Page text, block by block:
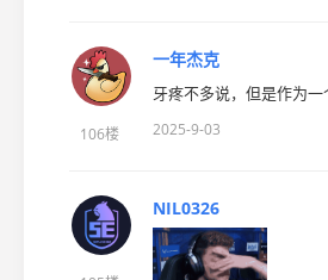
106楼
一年杰克
牙疼不多说，但是作为
2025-9-03
NIL0326